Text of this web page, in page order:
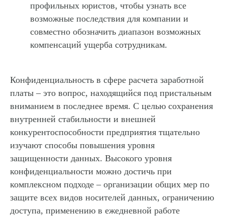
профильных юристов, чтобы узнать все
возможные последствия для компании и
совместно обозначить диапазон возможных
компенсаций ущерба сотрудникам.
Конфиденциальность в сфере расчета заработной
платы – это вопрос, находящийся под пристальным
вниманием в последнее время. С целью сохранения
внутренней стабильности и внешней
конкурентоспособности предприятия тщательно
изучают способы повышения уровня
защищенности данных. Высокого уровня
конфиденциальности можно достичь при
комплексном подходе – организации общих мер по
защите всех видов носителей данных, ограничению
доступа, применению в ежедневной работе